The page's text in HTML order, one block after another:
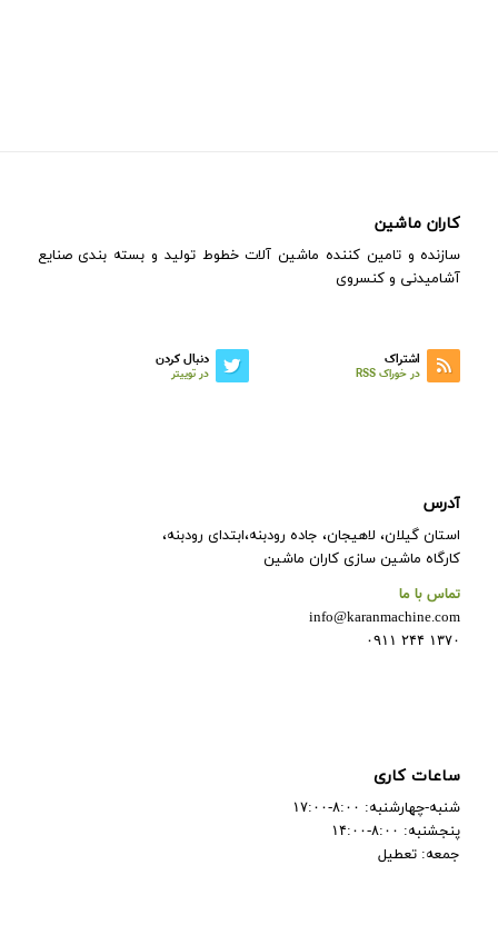
کاران ماشین
سازنده و تامین کننده ماشین آلات خطوط تولید و بسته بندی صنایع
آشامیدنی و کنسروی
دنبال کردن
در توییتر
اشتراک
در خوراک RSS
آدرس
استان گیلان، لاهیجان، جاده رودبنه،ابتدای رودبنه،
کارگاه ماشین سازی کاران ماشین
تماس با ما
info@karanmachine.com
۱۳۷۰ ۲۴۴ ۰۹۱۱
ساعات کاری
شنبه-چهارشنبه: ۸:۰۰-۱۷:۰۰
پنجشنبه: ۸:۰۰-۱۴:۰۰
جمعه: تعطیل